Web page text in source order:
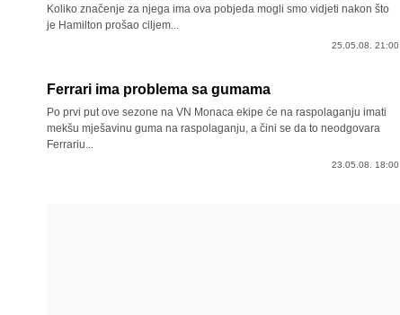
Koliko značenje za njega ima ova pobjeda mogli smo vidjeti nakon što
je Hamilton prošao ciljem...
25.05.08. 21:00
Ferrari ima problema sa gumama
Po prvi put ove sezone na VN Monaca ekipe će na raspolaganju imati
mekšu mješavinu guma na raspolaganju, a čini se da to neodgovara
Ferrariu...
23.05.08. 18:00